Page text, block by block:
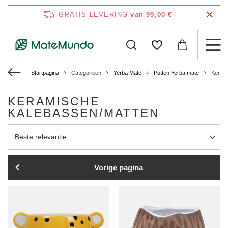
GRATIS LEVERING van 99,00 €
Startpagina Categorieën Yerba Mate Potten Yerba mate
KERAMISCHE
KALEBASSEN/MATTEN
Sortering wijzigen
Beste relevantie
Vorige pagina